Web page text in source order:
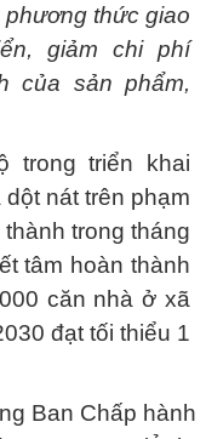
thức giao
giảm chi phí
của sản phẩm,
trong triển khai
nát trên phạm
trong tháng
tâm hoàn thành
căn nhà ở xã
đạt tối thiểu 1